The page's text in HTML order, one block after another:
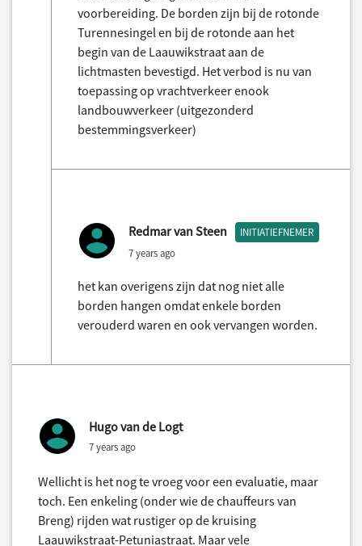
voorbereiding. De borden zijn bij de rotonde
Turennesingel en bij de rotonde aan het
begin van de Laauwikstraat aan de
lichtmasten bevestigd. Het verbod is nu van
toepassing op vrachtverkeer enook
landbouwverkeer (uitgezonderd
bestemmingsverkeer)
Redmar van Steen INITIATIEFNEMER
7 years ago
het kan overigens zijn dat nog niet alle
borden hangen omdat enkele borden
verouderd waren en ook vervangen worden.
Hugo van de Logt
7 years ago
Wellicht is het nog te vroeg voor een evaluatie, maar
toch. Een enkeling (onder wie de chauffeurs van
Breng) rijden wat rustiger op de kruising
Laauwikstraat-Petuniastraat. Maar vele